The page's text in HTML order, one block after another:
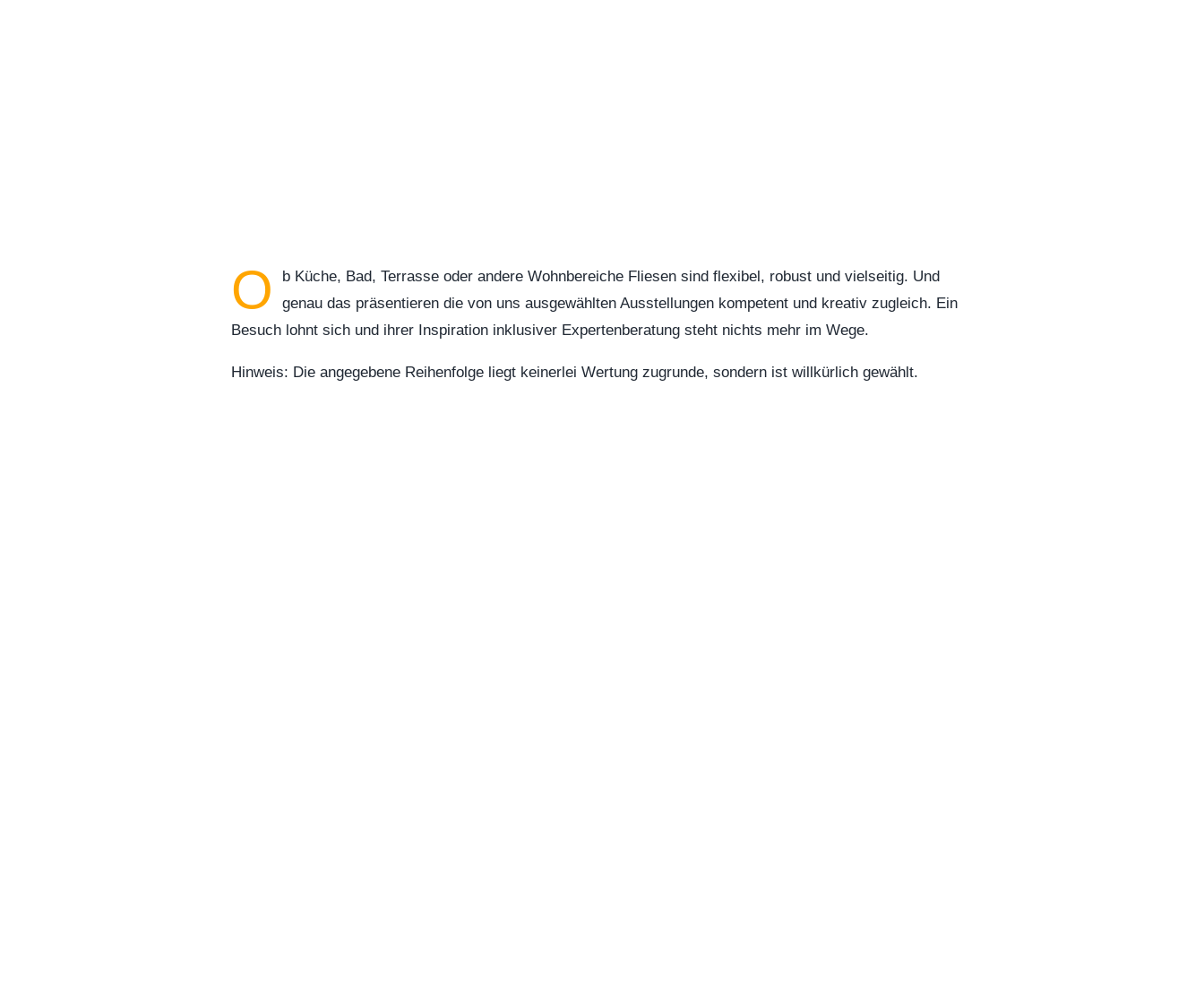
O
b Küche, Bad, Terrasse oder andere Wohnbereiche Fliesen sind flexibel, robust und vielseitig. Und
genau das präsentieren die von uns ausgewählten Ausstellungen kompetent und kreativ zugleich. Ein
Besuch lohnt sich und ihrer Inspiration inklusiver Expertenberatung steht nichts mehr im Wege.
Hinweis: Die angegebene Reihenfolge liegt keinerlei Wertung zugrunde, sondern ist willkürlich gewählt.